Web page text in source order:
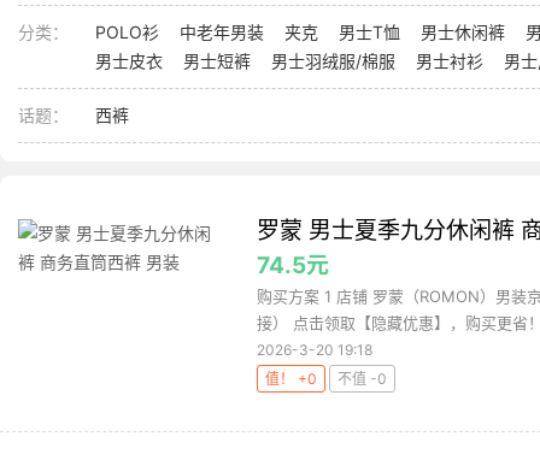
分类： POLO衫 中老年男装 夹克 男士T恤 男士休闲裤
男士皮衣
男士短裤 男士羽绒服/棉服 男士衬衫 男
话题： 西裤
罗蒙 男士夏季九分休闲裤
74.5元
购买方案 1 店铺 罗蒙（ROMON）男装
接） 点击领取【隐藏优惠】，购买更省
2026-3-20 19:18
值！ +0
不值 -0